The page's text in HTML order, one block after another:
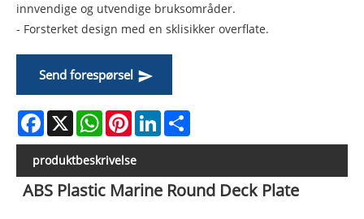
innvendige og utvendige bruksområder.
- Forsterket design med en sklisikker overflate.
Send forespørsel
Facebook
X WhatsAppPinterestLinkedIn
produktbeskrivelse
ABS Plastic Marine Round Deck Plate